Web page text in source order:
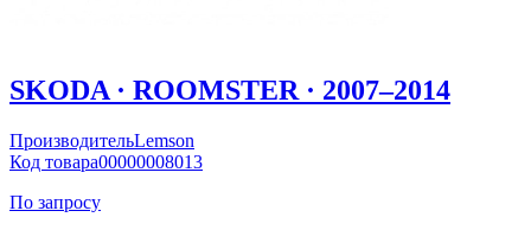
SKODA · ROOMSTER · 2007–2014
ПроизводительLemson
Код товара00000008013
По запросу